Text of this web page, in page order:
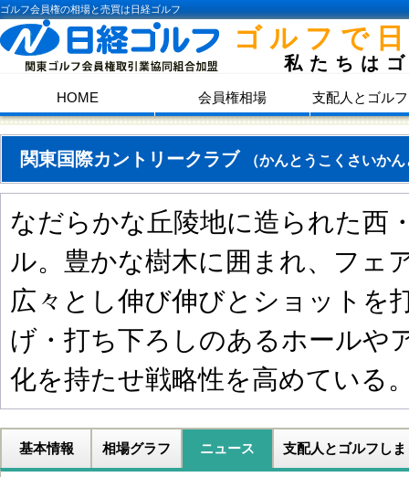
ゴルフ会員権の相場と売買は日経ゴルフ
ゴルフで
私たちは
HOME 会員権相場 支配人とゴル
関東国際カントリークラブ （かんとうこくさいか
なだらかな丘陵地に造られた西
ル。豊かな樹木に囲まれ、フェ
広々とし伸び伸びとショットを
げ・打ち下ろしのあるホールや
化を持たせ戦略性を高めている
基本情報 相場グラフ ニュース 支配人とゴルフしま